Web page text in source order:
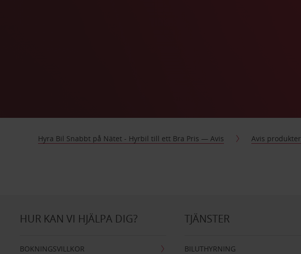
Hyra Bil Snabbt på Nätet - Hyrbil till ett Bra Pris — Avis Avis produkter
HUR KAN VI HJÄLPA DIG?
BOKNINGSVILLKOR
TJÄNSTER
BILUTHYRNING